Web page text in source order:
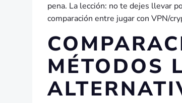
pena. La lección: no te dejes llevar
comparación entre jugar con VPN/
MÉTODOS